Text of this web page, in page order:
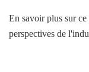
En savoir plus sur ce
perspectives de